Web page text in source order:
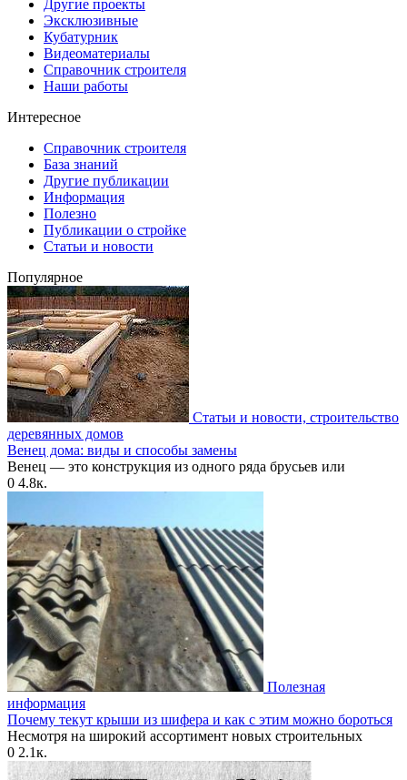
Другие проекты
Эксклюзивные
Кубатурник
Видеоматериалы
Справочник строителя
Наши работы
Интересное
Справочник строителя
База знаний
Другие публикации
Информация
Полезно
Публикации о стройке
Статьи и новости
Популярное
Статьи и новости, строительство
деревянных домов
Венец дома: виды и способы замены
Венец — это конструкция из одного ряда брусьев или
0 4.8к.
Полезная
информация
Почему текут крыши из шифера и как с этим можно бороться
Несмотря на широкий ассортимент новых строительных
0 2.1к.